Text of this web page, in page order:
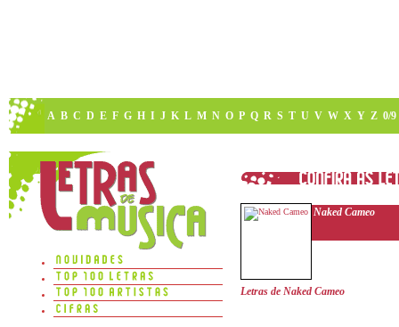
A B C D E F G H I J K L M N O P Q R S T U V W X Y Z 0/9
Naked Cameo
Letras de Naked Cameo